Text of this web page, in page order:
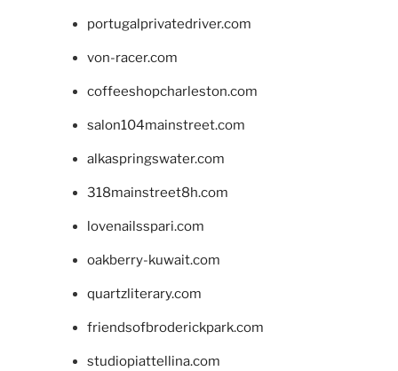
portugalprivatedriver.com
von-racer.com
coffeeshopcharleston.com
salon104mainstreet.com
alkaspringswater.com
318mainstreet8h.com
lovenailsspari.com
oakberry-kuwait.com
quartzliterary.com
friendsofbroderickpark.com
studiopiattellina.com